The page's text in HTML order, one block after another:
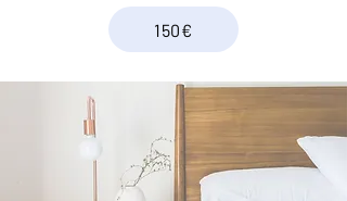
150€